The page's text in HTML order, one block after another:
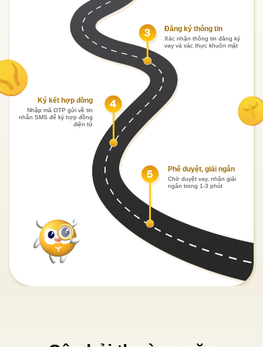
Đăng ký thông tin
Xác nhận thông tin đăng ký
vay và xác thực khuôn mặt
Ký kết hợp đồng
Nhập mã OTP gửi về tin
nhắn SMS để ký hợp đồng
điện tử
Phê duyệt, giải ngân
Chờ duyệt vay, nhận giải
ngân trong 1-3 phút